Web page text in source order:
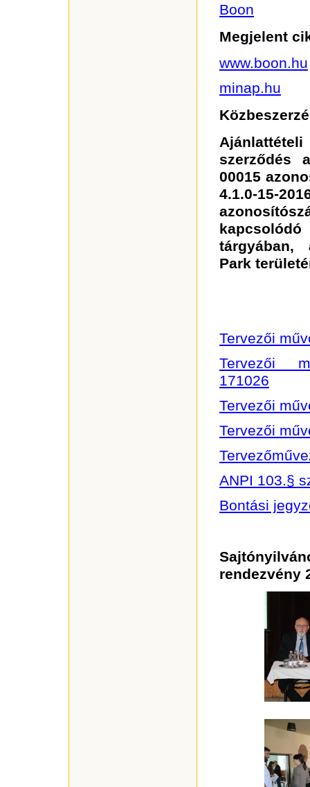
Boon
Megjelent
www.boon.hu
minap.hu
szerződés
00015
4.1.0-15-
tárgyában,
Park
Tervezői
Tervezői
171026
Tervezői
Tervezői
ANPI 103.§
Bontási
rendezvény